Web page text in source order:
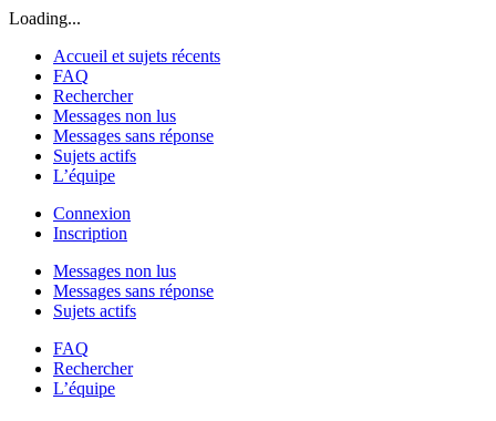
Loading...
Accueil et sujets récents
FAQ
Rechercher
Messages non lus
Messages sans réponse
Sujets actifs
L’équipe
Connexion
Inscription
Messages non lus
Messages sans réponse
Sujets actifs
FAQ
Rechercher
L’équipe